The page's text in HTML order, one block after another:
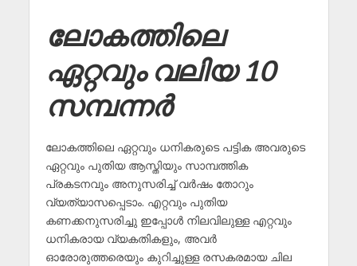
ലോകത്തിലെ
ഏറ്റവും വലിയ 10
സമ്പന്നർ
ലോകത്തിലെ ഏറ്റവും ധനികരുടെ പട്ടിക അവരുടെ
ഏറ്റവും പുതിയ ആസ്തിയും സാമ്പത്തിക
പ്രകടനവും അനുസരിച്ച് വർഷം തോറും
വ്യത്യാസപ്പെടാം. എറ്റവും പുതിയ
കണക്കനുസരിച്ചു ഇപ്പോൾ നിലവിലുള്ള എറ്റവും
ധനികരായ വ്യകതികളും, അവർ
ഓരോരുത്തരെയും കുറിച്ചുള്ള രസകരമായ ചില